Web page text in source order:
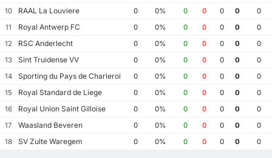
10
RAAL La Louviere 0 0% 0 0 0 0
0
11
Royal Antwerp FC 0 0% 0 0 0 0
0
12
RSC Anderlecht 0 0% 0 0 0 0
0
13
Sint Truidense VV 0 0% 0 0 0 0
0
14
Sporting du Pays de Charleroi 0 0% 0 0 0 0
0
15
Royal Standard de Liege 0 0% 0 0 0 0
0
16
Royal Union Saint Gilloise 0 0% 0 0 0 0
0
17
Waasland Beveren 0 0% 0 0 0 0
0
18
SV Zulte Waregem 0 0% 0 0 0 0 0